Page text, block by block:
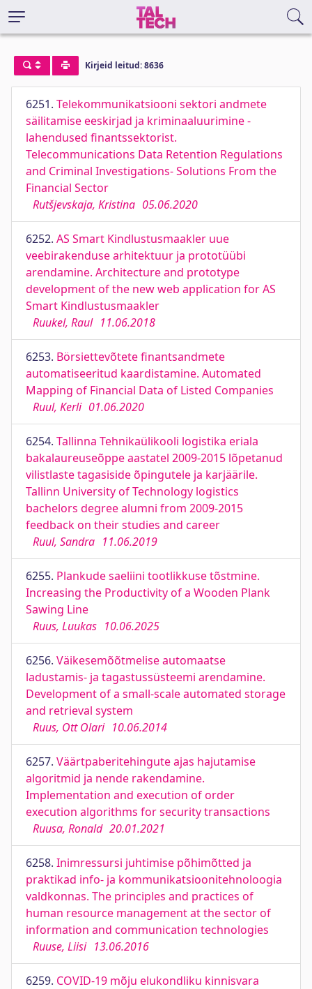
Kirjeid leitud: 8636
6251. Telekommunikatsiooni sektori andmete
säilitamise eeskirjad ja kriminaaluurimine -
lahendused finantssektorist.
Telecommunications Data Retention Regulations
and Criminal Investigations- Solutions From the
Financial Sector
Rutšjevskaja, Kristina 05.06.2020
6252. AS Smart Kindlustusmaakler uue
veebirakenduse arhitektuur ja prototüübi
arendamine. Architecture and prototype
development of the new web application for AS
Smart Kindlustusmaakler
Ruukel, Raul 11.06.2018
6253. Börsiettevõtete finantsandmete
automatiseeritud kaardistamine. Automated
Mapping of Financial Data of Listed Companies
Ruul, Kerli 01.06.2020
6254. Tallinna Tehnikaülikooli logistika eriala
bakalaureuseõppe aastatel 2009-2015 lõpetanud
vilistlaste tagasiside õpingutele ja karjäärile.
Tallinn University of Technology logistics
bachelors degree alumni from 2009-2015
feedback on their studies and career
Ruul, Sandra 11.06.2019
6255. Plankude saeliini tootlikkuse tõstmine.
Increasing the Productivity of a Wooden Plank
Sawing Line
Ruus, Luukas 10.06.2025
6256. Väikesemõõtmelise automaatse
ladustamis- ja tagastussüsteemi arendamine.
Development of a small-scale automated storage
and retrieval system
Ruus, Ott Olari 10.06.2014
6257. Väärtpaberitehingute ajas hajutamise
algoritmid ja nende rakendamine.
Implementation and execution of order
execution algorithms for security transactions
Ruusa, Ronald 20.01.2021
6258. Inimressursi juhtimise põhimõtted ja
praktikad info- ja kommunikatsioonitehnoloogia
valdkonnas. The principles and practices of
human resource management at the sector of
information and communication technologies
Ruuse, Liisi 13.06.2016
6259. COVID-19 mõju elukondliku kinnisvara